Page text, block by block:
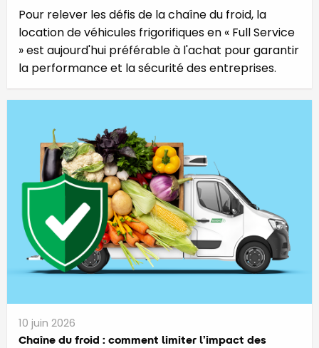
Pour relever les défis de la chaîne du froid, la
location de véhicules frigorifiques en « Full Service
» est aujourd'hui préférable à l'achat pour garantir
la performance et la sécurité des entreprises.
10 juin 2026
Chaîne du froid : comment limiter l’impact des